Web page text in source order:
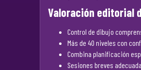
Valoración editorial
Control de dibujo
Más de 40 niveles con
Combina planificación
Sesiones breves